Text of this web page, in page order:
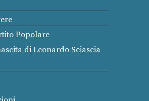
Popolare
di Leonardo Sciascia